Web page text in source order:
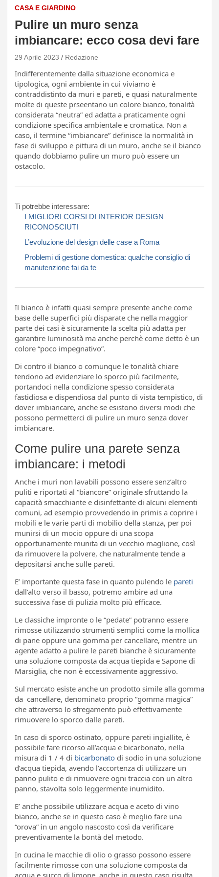
CASA E GIARDINO
Pulire un muro senza
imbiancare: ecco cosa devi fare
29 Aprile 2023 Redazione
Indifferentemente dalla situazione economica e
tipologica, ogni ambiente in cui viviamo è
contraddistinto da muri e pareti, e quasi naturalmente
molte di queste prseentano un colore bianco, tonalità
considerata “neutra” ed adatta a praticamente ogni
condizione specifica ambientale e cromatica. Non a
caso, il termine “imbiancare” definisce la normalità in
fase di sviluppo e pittura di un muro, anche se il bianco
quando dobbiamo pulire un muro può essere un
ostacolo.
Ti potrebbe interessare:
I MIGLIORI CORSI DI INTERIOR DESIGN
RICONOSCIUTI
L’evoluzione del design delle case a Roma
Problemi di gestione domestica: qualche consiglio di
manutenzione fai da te
Il bianco è infatti quasi sempre presente anche come
base delle superfici più disparate che nella maggior
parte dei casi è sicuramente la scelta più adatta per
garantire luminosità ma anche perchè come detto è un
colore “poco impegnativo”.
Di contro il bianco o comunque le tonalità chiare
tendono ad evidenziare lo sporco più facilmente,
portandoci nella condizione spesso considerata
fastidiosa e dispendiosa dal punto di vista tempistico, di
dover imbiancare, anche se esistono diversi modi che
possono permetterci di pulire un muro senza dover
imbiancare.
Come pulire una parete senza
imbiancare: i metodi
Anche i muri non lavabili possono essere senz’altro
puliti e riportati al “biancore” originale sfruttando la
capacità smacchiante e disinfettante di alcuni elementi
comuni, ad esempio provvedendo in primis a coprire i
mobili e le varie parti di mobilio della stanza, per poi
munirsi di un mocio oppure di una scopa
opportunamente munita di un vecchio maglione, così
da rimuovere la polvere, che naturalmente tende a
depositarsi anche sulle pareti.
E’ importante questa fase in quanto pulendo le pareti
dall’alto verso il basso, potremo ambire ad una
successiva fase di pulizia molto più efficace.
Le classiche impronte o le “pedate” potranno essere
rimosse utilizzando strumenti semplici come la mollica
di pane oppure una gomma per cancellare, mentre un
agente adatto a pulire le pareti bianche è sicuramente
una soluzione composta da acqua tiepida e Sapone di
Marsiglia, che non è eccessivamente aggressivo.
Sul mercato esiste anche un prodotto simile alla gomma
da cancellare, denominato proprio “gomma magica”
che attraverso lo sfregamento può effettivamente
rimuovere lo sporco dalle pareti.
In caso di sporco ostinato, oppure pareti ingiallite, è
possibile fare ricorso all’acqua e bicarbonato, nella
misura di 1 / 4 di bicarbonato di sodio in una soluzione
d’acqua tiepida, avendo l’accortenza di utilizzare un
panno pulito e di rimuovere ogni traccia con un altro
panno, stavolta solo leggermente inumidito.
E’ anche possibile utilizzare acqua e aceto di vino
bianco, anche se in questo caso è meglio fare una
“orova” in un angolo nascosto così da verificare
preventivamente la bontà del metodo.
In cucina le macchie di olio o grasso possono essere
facilmente rimosse con una soluzione composta da
acqua e succo di limone, anche in questo caso risulta